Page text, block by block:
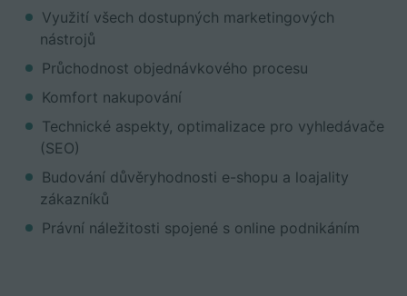
Využití všech dostupných marketingových
nástrojů
Průchodnost objednávkového procesu
Komfort nakupování
Technické aspekty, optimalizace pro vyhledávače
(SEO)
Budování důvěryhodnosti e-shopu a loajality
zákazníků
Právní náležitosti spojené s online podnikáním